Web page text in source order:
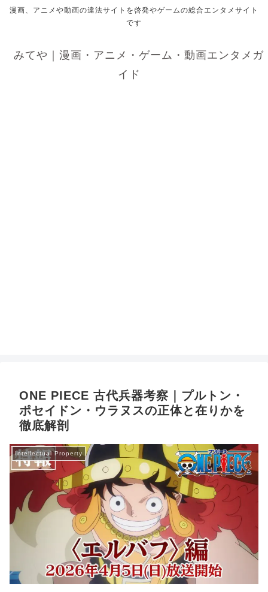
漫画、アニメや動画の違法サイトを啓発やゲームの総合エンタメサイト
です
みてや｜漫画・アニメ・ゲーム・動画エンタメガ
イド
ONE PIECE 古代兵器考察｜プルトン・
ポセイドン・ウラヌスの正体と在りかを
徹底解剖
Intellectual Property